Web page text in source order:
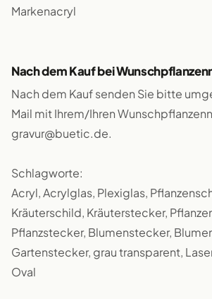
Markenacryl
Nach dem Kauf bei
Nach dem Kauf senden Sie bitte
Mail mit Ihrem/Ihren
gravur@buetic.de.
Schlagworte:
Acryl, Acrylglas, Plexiglas,
Kräuterschild, Kräuterstecker,
Pflanzstecker, Blumenstecker,
Gartenstecker, grau transparent,
Oval